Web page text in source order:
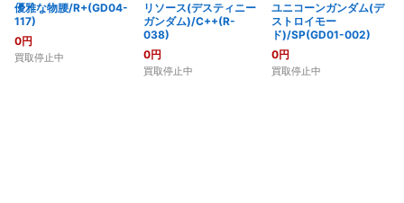
優雅な物腰/R+(GD04-
117)
0円
買取停止中
リソース(デスティニー
ガンダム)/C++(R-
038)
0円
買取停止中
ユニコーンガンダム(デ
ストロイモー
ド)/SP(GD01-002)
0円
買取停止中